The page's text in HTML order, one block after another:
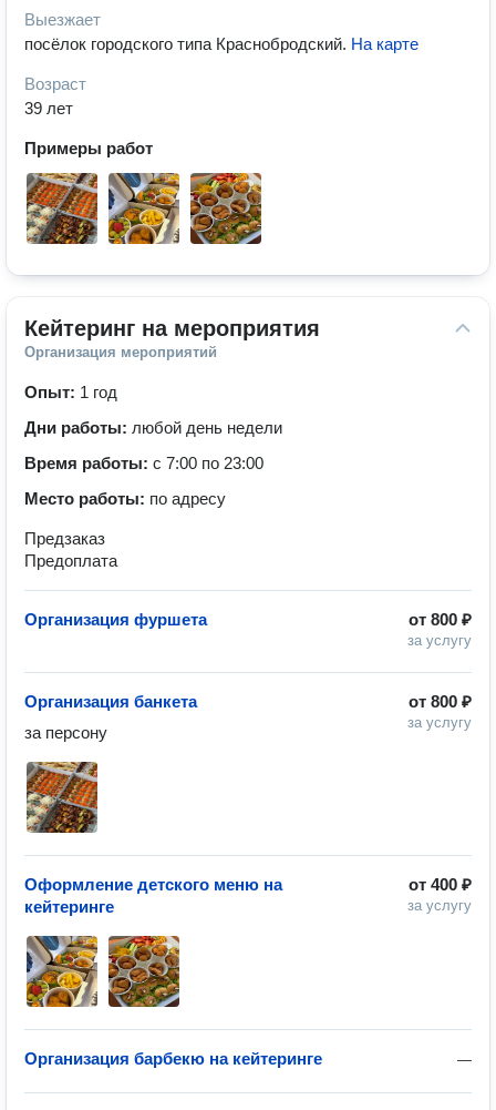
Выезжает
посёлок городского типа Краснобродский. На карте
Возраст
39 лет
Примеры работ
Кейтеринг на мероприятия
Организация мероприятий
Опыт: 1 год
Дни работы: любой день недели
Время работы: с 7:00 по 23:00
Место работы: по адресу
Предзаказ
Предоплата
от 800 ₽
за услугу
Организация фуршета
от 800 ₽
за услугу
Организация банкета
за персону
от 400 ₽
за услугу
Оформление детского меню на
кейтеринге
—
Организация барбекю на кейтеринге